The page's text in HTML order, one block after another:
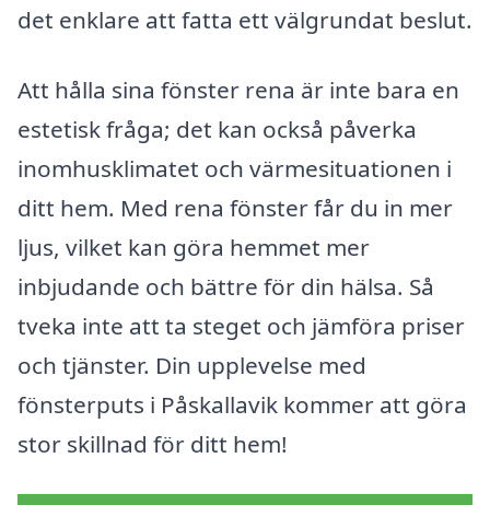
det enklare att fatta ett välgrundat beslut.
Att hålla sina fönster rena är inte bara en
estetisk fråga; det kan också påverka
inomhusklimatet och värmesituationen i
ditt hem. Med rena fönster får du in mer
ljus, vilket kan göra hemmet mer
inbjudande och bättre för din hälsa. Så
tveka inte att ta steget och jämföra priser
och tjänster. Din upplevelse med
fönsterputs i Påskallavik kommer att göra
stor skillnad för ditt hem!